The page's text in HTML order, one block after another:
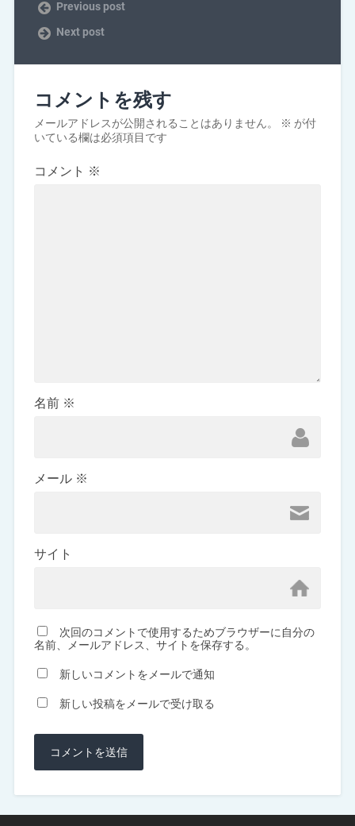
Previous post
Next post
コメントを残す
メールアドレスが公開されることはありません。 ※ が付
いている欄は必須項目です
コメント ※
名前 ※
メール ※
サイト
次回のコメントで使用するためブラウザーに自分の
名前、メールアドレス、サイトを保存する。
新しいコメントをメールで通知
新しい投稿をメールで受け取る